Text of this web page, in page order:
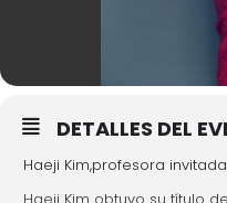
DETALLES DEL
Haeji Kim,profesora invitada